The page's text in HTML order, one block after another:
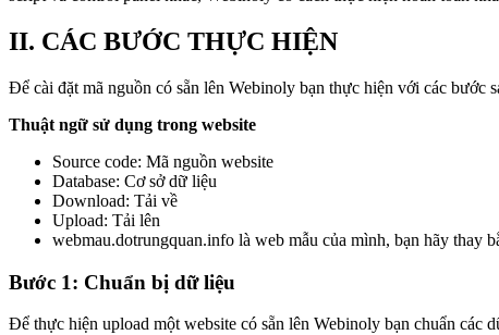
II. CÁC BƯỚC THỰC HIỆN
Để cài đặt mã nguồn có sẵn lên Webinoly bạn thực hiện với các bước
Thuật ngữ sử dụng trong website
Source code: Mã nguồn website
Database: Cơ sở dữ liệu
Download: Tải về
Upload: Tải lên
webmau.dotrungquan.info là web mẫu của mình, bạn hãy thay
Bước 1: Chuẩn bị dữ liệu
Để thực hiện upload một website có sẵn lên Webinoly bạn chuẩn các